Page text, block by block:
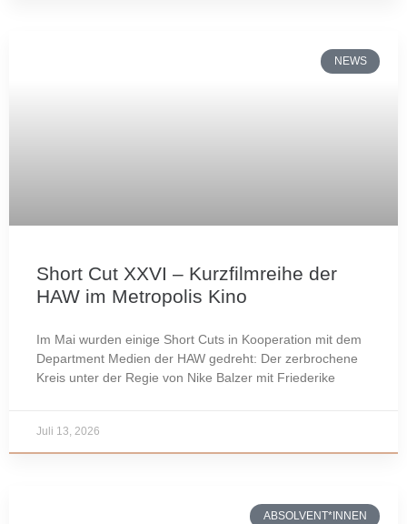
NEWS
Short Cut XXVI – Kurzfilmreihe der
HAW im Metropolis Kino
Im Mai wurden einige Short Cuts in Kooperation mit dem
Department Medien der HAW gedreht: Der zerbrochene
Kreis unter der Regie von Nike Balzer mit Friederike
Juli 13, 2026
ABSOLVENT*INNEN